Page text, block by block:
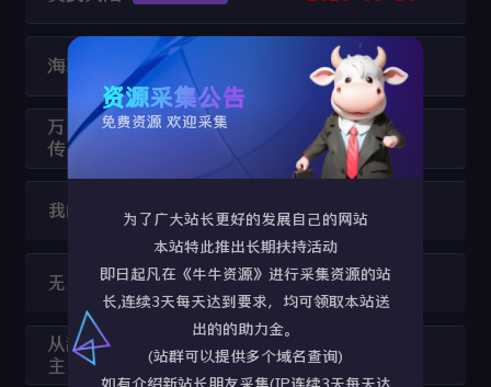
海墓寻龙 更新HD 2026-08-10
万古至尊：李云霄
传
2026-08-10
我的虚构 更新第06集 2026-08-10
无上神帝 更新第630集 2026-08-10
从乱葬岗到幽冥之
主
更新第14集 2026-08-10
资源采集公告
免费资源 欢迎采集
为了广大站长更好的发展自己的网站
本站特此推出长期扶持活动
即日起凡在《牛牛资源》进行采集资源的站
长,连续3天每天达到要求，均可领取本站送
出的的助力金。
(站群可以提供多个域名查询)
如有介绍新站长朋友采集(IP连续3天每天达